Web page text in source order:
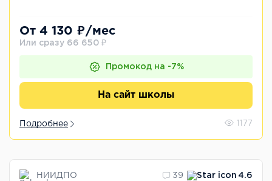
От 4 130 ₽/мес
Или сразу 66 650 ₽
Промокод на -7%
На сайт школы
Подробнее 1177
НИИДПО 39 4.6